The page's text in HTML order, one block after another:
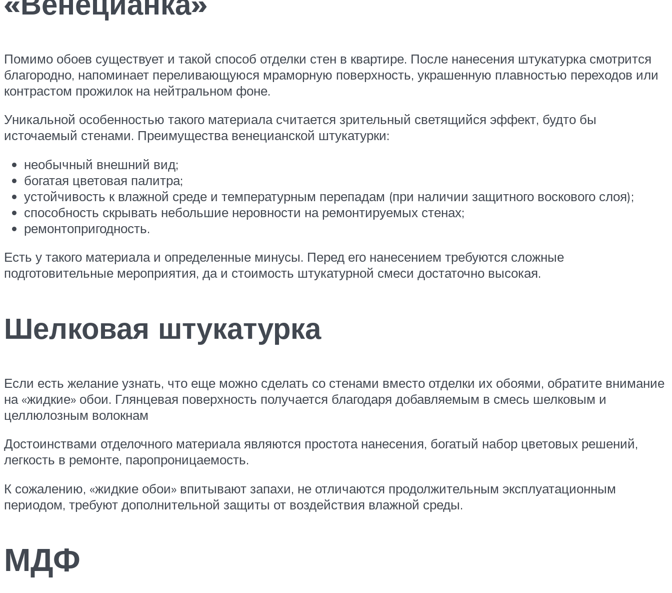
Помимо обоев существует и такой способ отделки стен в квартире. После нанесения штукатурка смотрится
благородно, напоминает переливающуюся мраморную поверхность, украшенную плавностью переходов или
контрастом прожилок на нейтральном фоне.
Уникальной особенностью такого материала считается зрительный светящийся эффект, будто бы
источаемый стенами. Преимущества венецианской штукатурки:
необычный внешний вид;
богатая цветовая палитра;
устойчивость к влажной среде и температурным перепадам (при наличии защитного воскового слоя);
способность скрывать небольшие неровности на ремонтируемых стенах;
ремонтопригодность.
Есть у такого материала и определенные минусы. Перед его нанесением требуются сложные
подготовительные мероприятия, да и стоимость штукатурной смеси достаточно высокая.
Шелковая штукатурка
Если есть желание узнать, что еще можно сделать со стенами вместо отделки их обоями, обратите внимание
на «жидкие» обои. Глянцевая поверхность получается благодаря добавляемым в смесь шелковым и
целлюлозным волокнам
Достоинствами отделочного материала являются простота нанесения, богатый набор цветовых решений,
легкость в ремонте, паропроницаемость.
К сожалению, «жидкие обои» впитывают запахи, не отличаются продолжительным эксплуатационным
периодом, требуют дополнительной защиты от воздействия влажной среды.
МДФ